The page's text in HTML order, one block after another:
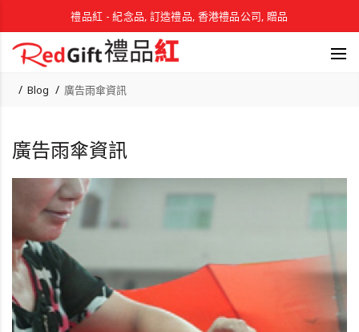
禮品紅 - 紀念品, 訂造禮品, 香港禮品公司, 贈品
Blog 廣告雨傘資訊
廣告雨傘資訊